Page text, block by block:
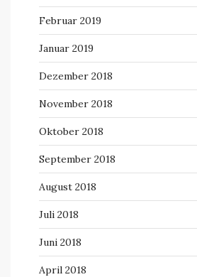
Februar 2019
Januar 2019
Dezember 2018
November 2018
Oktober 2018
September 2018
August 2018
Juli 2018
Juni 2018
April 2018